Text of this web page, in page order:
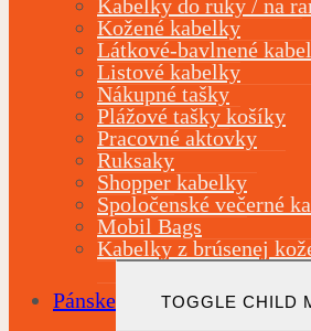
Kabelky do ruky / na
Kožené kabelky
Látkové-bavlnené
Listové kabelky
Nákupné tašky
Plážové tašky košíky
Pracovné aktovky
Ruksaky
Shopper kabelky
Spoločenské večerné
Mobil Bags
Kabelky z brúsenej
Pánske TOGGLE CHILD